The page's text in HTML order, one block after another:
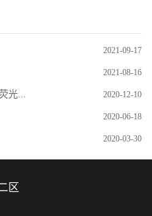
2021-09-17
2021-08-16
光... 2020-12-10
2020-06-18
2020-03-30
区